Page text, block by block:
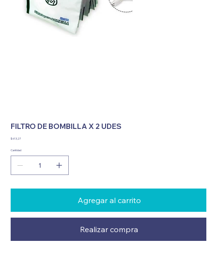
FILTRO DE BOMBILLA X 2 UDES
Precio
$ 613,27
Cantidad
Agregar al carrito
Realizar compra